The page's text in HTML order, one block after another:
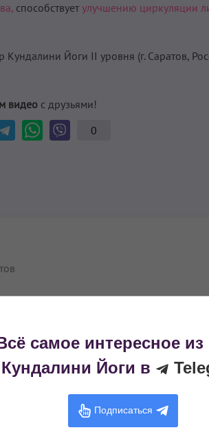
способствуетулучшению циркуляции
Йоги II уровня (г. Саратов,
видео с друзьями!
0
«Amritnam Sarovar» г. Москва
звуком «НОЧЬ ГОНГОВ», г. Саратов
самое интересное
Кундалини Йоги в
Подписаться